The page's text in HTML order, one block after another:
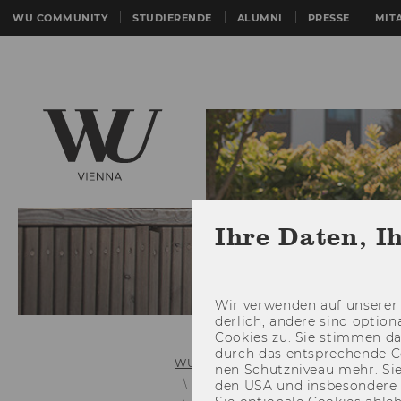
WU COMMUNITY STUDIERENDE ALUMNI PRESSE
WU (Wirtschaftsuniversität Wien)
Bachelorguide
Bachelorguide
Ihre Daten,
Wir ver­wen­den auf
der­lich, an­de­re sind
Coo­kies zu. Sie stim­men
durch das ent­spre­chen­de
nen Schutz­ni­veau mehr.
den USA und